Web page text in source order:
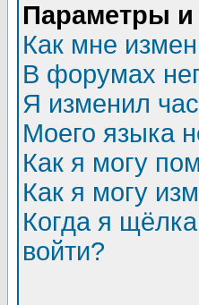
Параметры и
Как мне
В форумах
Я изменил
Моего языка
Как я могу
Как я могу
Когда я
войти?